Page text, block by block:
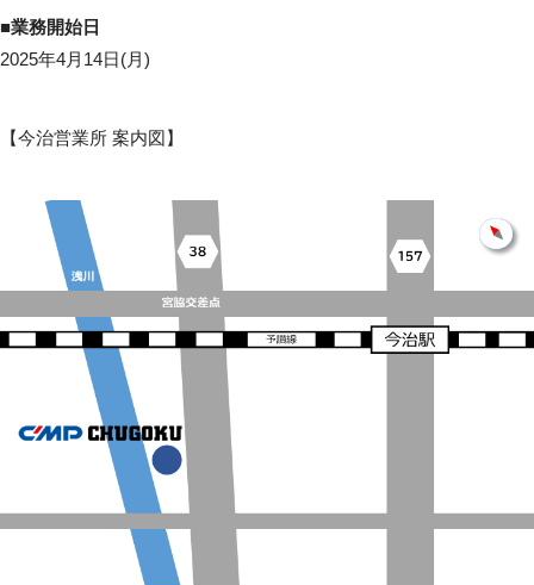
■業務開始日
2025年4月14日(月)
【今治営業所 案内図】